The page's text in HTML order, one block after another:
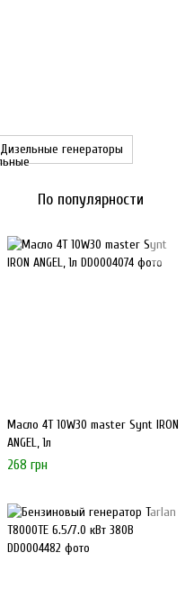
Дизельные генераторы
По популярности
Масло 4Т 10W30 master Synt IRON
ANGEL, 1л
268 грн